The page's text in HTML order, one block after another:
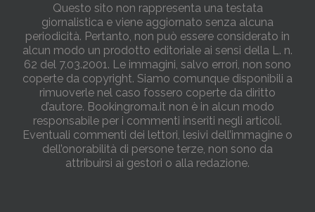
Questo sito non rappresenta una testata
giornalistica e viene aggiornato senza alcuna
periodicità. Pertanto, non può essere considerato in
alcun modo un prodotto editoriale ai sensi della L. n.
62 del 7.03.2001. Le immagini, salvo errori, non sono
coperte da copyright. Siamo comunque disponibili a
rimuoverle nel caso fossero coperte da diritto
d’autore. Bookingroma.it non è in alcun modo
responsabile per i commenti inseriti negli articoli.
Eventuali commenti dei lettori, lesivi dell’immagine o
dell’onorabilità di persone terze, non sono da
attribuirsi ai gestori o alla redazione.